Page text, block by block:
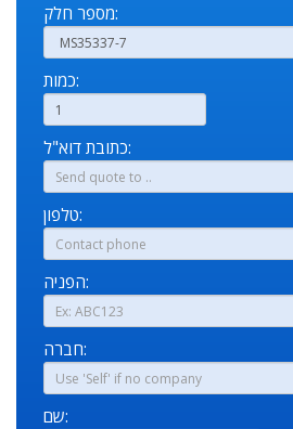
מספר חלק:
כמות:
כתובת דוא"ל:
טלפון:
הפניה:
חברה:
שם: